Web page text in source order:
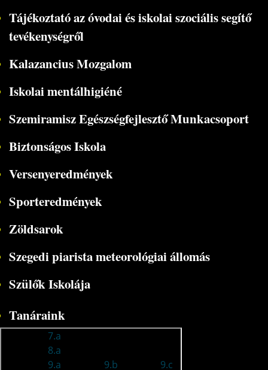
Tájékoztató az óvodai és iskolai szociális segítő
tevékenységről
Kalazancius Mozgalom
Iskolai mentálhigiéné
Szemiramisz Egészségfejlesztő Munkacsoport
Biztonságos Iskola
Versenyeredmények
Sporteredmények
Zöldsarok
Szegedi piarista meteorológiai állomás
Szülők Iskolája
Tanáraink